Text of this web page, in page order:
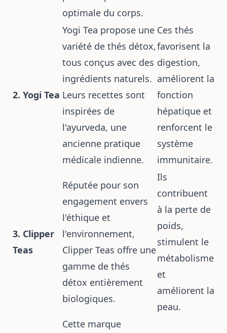
optimale du corps.
2. Yogi Tea
Yogi Tea propose une
variété de thés détox,
tous conçus avec des
ingrédients naturels.
Leurs recettes sont
inspirées de
l'ayurveda, une
ancienne pratique
médicale indienne.
Ces thés
favorisent la
digestion,
améliorent la
fonction
hépatique et
renforcent le
système
immunitaire.
3. Clipper
Teas
Réputée pour son
engagement envers
l'éthique et
l'environnement,
Clipper Teas offre une
gamme de thés
détox entièrement
biologiques.
Ils
contribuent
à la perte de
poids,
stimulent le
métabolisme
et
améliorent la
peau.
Cette marque